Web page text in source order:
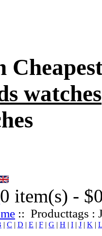
watches
0 item(s) -
:: Producttags :
| C | D | E | F | G | H | I | J | K | L